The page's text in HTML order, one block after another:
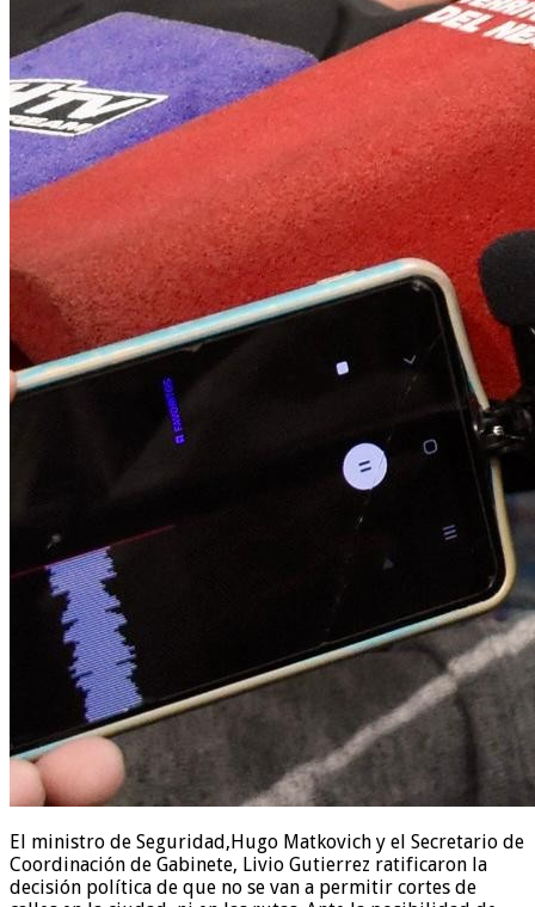
El ministro de Seguridad,Hugo Matkovich y el Secretario de
Coordinación de Gabinete, Livio Gutierrez ratificaron la
decisión política de que no se van a permitir cortes de